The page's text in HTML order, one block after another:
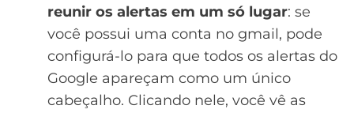
reunir os alertas em um só lugar: se
você possui uma conta no gmail, pode
configurá-lo para que todos os alertas do
Google apareçam como um único
cabeçalho. Clicando nele, você vê as